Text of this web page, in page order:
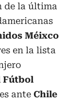
de la última
Méixco
en la lista
Fútbol
ante Chile